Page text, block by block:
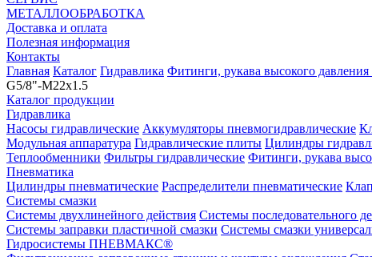
МЕТАЛЛООБРАБОТКА
Доставка и оплата
Полезная информация
Контакты
Главная Каталог Гидравлика Фитинги, рукава высокого
G5/8"-M22x1.5
Каталог продукции
Гидравлика
Насосы гидравлические Аккумуляторы пневмогидравлические
Модульная аппаратура Гидравлические плиты Цилиндры
Теплообменники Фильтры гидравлические Фитинги, рукава
Пневматика
Цилиндры пневматические Распределители пневматические
Системы смазки
Системы двухлинейного действия Системы последовательного
Системы заправки пластичной смазки Системы смазки
Гидросистемы ПНЕВМАКС®